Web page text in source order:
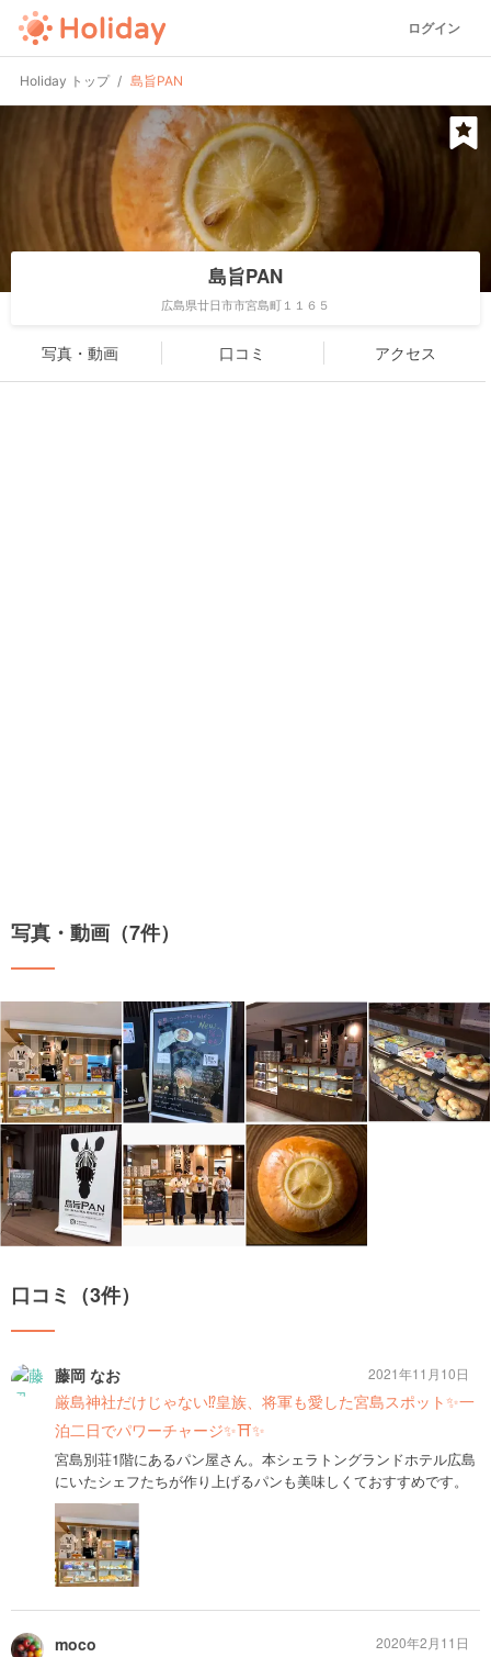
ログイン
Holiday トップ 島旨PAN
島旨PAN
広島県廿日市市宮島町１１６５
写真・動画 口コミ アクセス
写真・動画（7件）
口コミ（3件）
藤岡 なお
厳島神社だけじゃない⁉️皇族、将軍も愛した宮島スポット✨一
泊二日でパワーチャージ✨⛩✨
宮島別荘1階にあるパン屋さん。本シェラトングランドホテル広島
にいたシェフたちが作り上げるパンも美味しくておすすめです。
2021年11月10日
moco
2020年2月11日